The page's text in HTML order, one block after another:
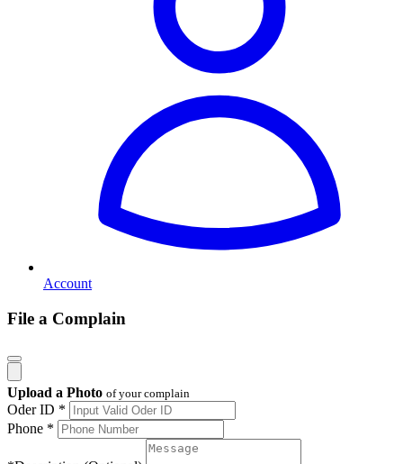
Account
File a Complain
Upload a Photo of your complain
Oder ID *
Phone *